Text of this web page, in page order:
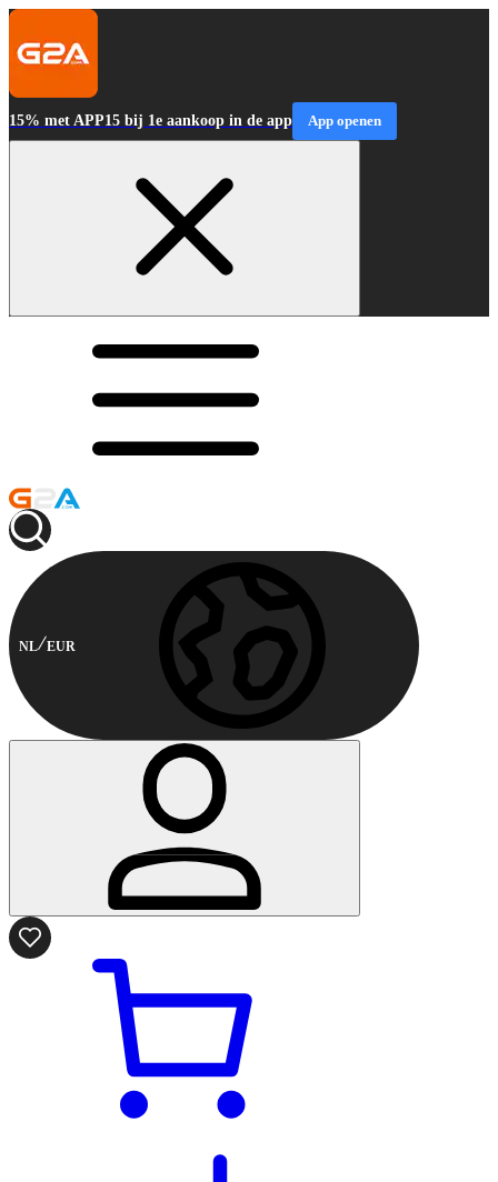
15% met APP15 bij 1e aankoop in de app App openen
NL EUR